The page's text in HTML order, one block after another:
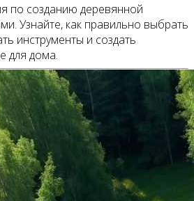
по созданию деревянной
Узнайте, как правильно выбрать
инструменты и создать
для дома.